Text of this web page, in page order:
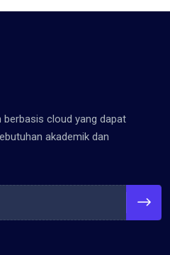
cloud yang dapat
akademik dan